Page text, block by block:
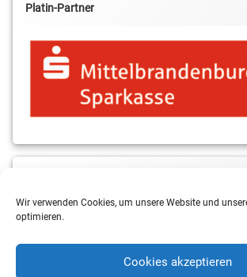
Wir verwenden Cookies, um unsere Website und
optimieren.
Cookies akzeptieren
Platin-Partner